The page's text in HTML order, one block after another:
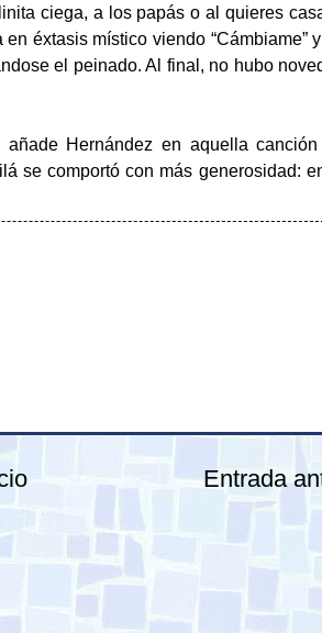
ciega, a los papás o al quieres
éxtasis místico viendo “Cámbiame”
el peinado. Al final, no hubo
añade Hernández en aquella
se comportó con más generosidad:
Entrada